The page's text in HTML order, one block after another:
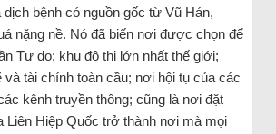
bệnh có nguồn gốc từ Vũ Hán,
nặng nề. Nó đã biến nơi được chọn để
Tự do; khu đô thị lớn nhất thế giới;
và tài chính toàn cầu; nơi hội tụ của các
kênh truyền thông; cũng là nơi đặt
Liên Hiệp Quốc trở thành nơi mà mọi